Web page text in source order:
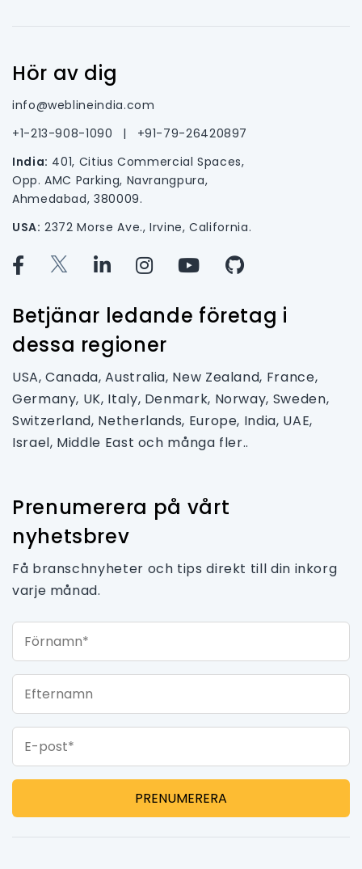
Hör av dig
info@weblineindia.com
+1-213-908-1090
|
+91-79-26420897
India: 401, Citius Commercial Spaces,
Opp. AMC Parking, Navrangpura,
Ahmedabad, 380009.
USA: 2372 Morse Ave., Irvine, California.
Betjänar ledande företag i
dessa regioner
USA, Canada, Australia, New Zealand, France,
Germany, UK, Italy, Denmark, Norway, Sweden,
Switzerland, Netherlands, Europe, India, UAE,
Israel, Middle East och många fler..
Prenumerera på vårt
nyhetsbrev
Få branschnyheter och tips direkt till din inkorg
varje månad.
Förnamn*
Efternamn